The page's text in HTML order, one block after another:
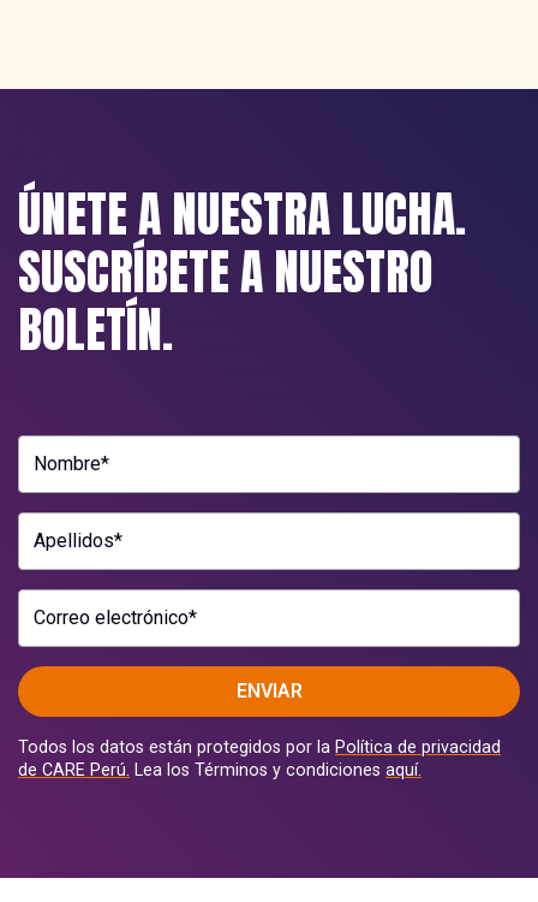
ÚNETE A NUESTRA LUCHA.
SUSCRÍBETE A NUESTRO
BOLETÍN.
Nombre*
Apellidos*
Correo electrónico*
ENVIAR
Todos los datos están protegidos por la Política de privacidad
de CARE Perú. Lea los Términos y condiciones aquí.